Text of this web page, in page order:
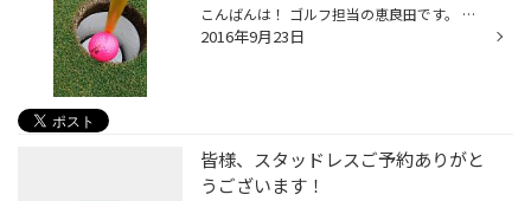
こんばんは！ ゴルフ担当の恵良田です。 先日、お休みを頂きまして久しぶりにゴルフ行ってきました！ 天気はまずまず・・・もうだいぶ涼しくなってきて気持ち良くプレーできました！ で、写真見てください！ 写真！！！ グリーン手前から放ったアプローチ！ ナイスチップインです(*_*) 写真はウソじ...
2016年9月23日
皆様、スタッドレスご予約ありがと
うございます！